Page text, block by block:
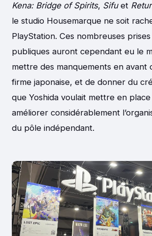
Kena: Bridge of Spirits, Sifu et
le studio Housemarque ne soit
PlayStation. Ces nombreuses
publiques auront cependant eu le
mettre des manquements en avant
firme japonaise, et de donner du
que Yoshida voulait mettre en
améliorer considérablement
du pôle indépendant.